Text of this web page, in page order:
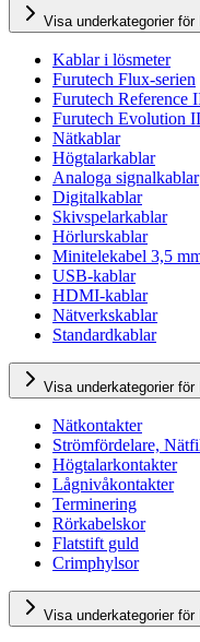
Visa underkategorier för
Kablar i lösmeter
Furutech Flux-serien
Furutech Reference
Furutech Evolution
Nätkablar
Högtalarkablar
Analoga signalkablar
Digitalkablar
Skivspelarkablar
Hörlurskablar
Minitelekabel 3,5
USB-kablar
HDMI-kablar
Nätverkskablar
Standardkablar
Visa underkategorier för
Nätkontakter
Strömfördelare,
Högtalarkontakter
Lågnivåkontakter
Terminering
Rörkabelskor
Flatstift guld
Crimphylsor
Visa underkategorier för